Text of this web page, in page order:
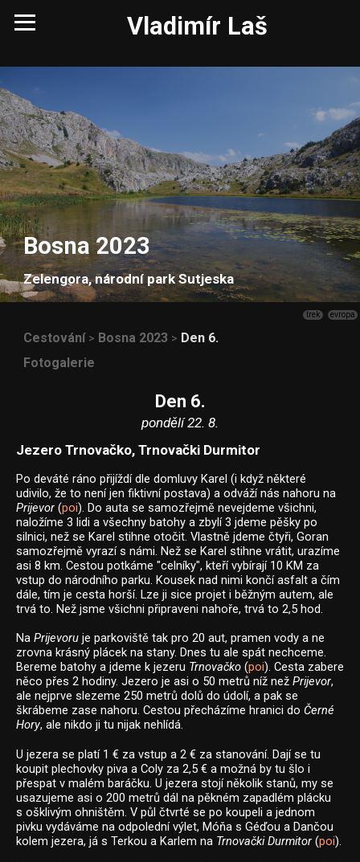
Vladimír Laš
Bosna 2023
Zelengora, národní park Sutjeska
trek evropa
Cestování> Bosna 2023 > Den 6.
Fotogalerie
Den 6.
pondělí 22. 8.
Jezero Trnovačko, Trnovački Durmitor
Po deváté ráno přijíždí dle domluvy Karel (i když některé
udivilo, že to není jen fiktivní postava) a odváží nás nahoru na
Prijevor (poi). Do auta se samozřejmě nevejdeme všichni,
naložíme 3 lidi a všechny batohy a zbylí 3 jdeme pěšky po
silnici, než se Karel stihne otočit. Vlastně jdeme čtyři, Goran
samozřejmě vyrazí s námi. Než se Karel stihne vrátit, urazíme
asi 8 km. Cestou potkáme "celníky", kteří vybírají 10 KM za
vstup do národního parku. Kousek nad nimi končí asfalt a čím
dále, tím je cesta horší. Lze ji sice projet i běžným autem, ale
trvá to. Než jsme všichni připraveni nahoře, trvá to 2,5 hod.
Na Prijevoru je parkoviště tak pro 20 aut, pramen vody a ne
zrovna krásný plácek na stany. Dnes tu ale spát nechceme.
Bereme batohy a jdeme k jezeru Trnovačko (poi). Cesta zabere
něco přes 2 hodiny. Jezero je asi o 50 metrů níž než Prijevor,
ale nejprve slezeme 250 metrů dolů do údolí, a pak se
škrábeme zase nahoru. Cestou přecházíme hranici do Černé
Hory, ale nikdo ji tu nijak nehlídá.
U jezera se platí 1 € za vstup a 2 € za stanování. Dají se tu
koupit plechovky piva a Coly za 2,5 € a možná by tu šlo i
přespat v malém baráčku. U jezera stojí několik stanů, my se
usazujeme asi o 200 metrů dál na pěkném zapadlém plácku
s ošklivým ohništěm. V půl čtvrté se po koupeli a jednom
pivku vydáváme na odpolední výlet, Móňa s Géďou a Dančou
kolem jezera, já s Terkou a Karlem na Trnovački Durmitor (poi).